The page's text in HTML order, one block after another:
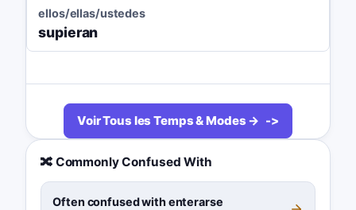
ellos/ellas/ustedes
supieran
Voir Tous les Temps & Modes →
🔀 Commonly Confused With
Often confused with enterarse